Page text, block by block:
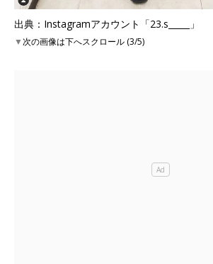
出典：Instagramアカウント「23.s_____」
▼次の画像は下へスクロール (3/5)